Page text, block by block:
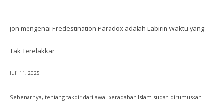
Jon mengenai Predestination Paradox adalah Labirin Waktu yang
Tak Terelakkan
Juli 11, 2025
Sebenarnya, tentang takdir dari awal peradaban Islam sudah dirumuskan